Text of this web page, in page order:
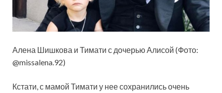
Алена Шишкова и Тимати с дочерью Алисой (Фото:
@missalena.92)
Кстати, с мамой Тимати у нее сохранились очень